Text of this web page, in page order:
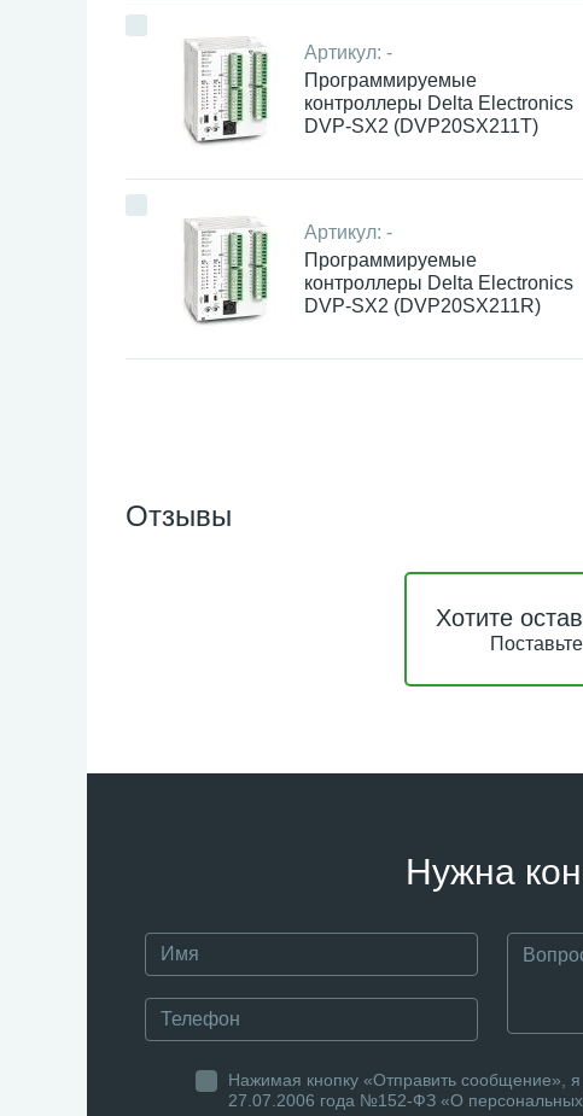
Артикул: -
Программируемые
контроллеры Delta Electronics
DVP-SX2 (DVP20SX211T)
Артикул: -
Программируемые
контроллеры Delta Electronics
DVP-SX2 (DVP20SX211R)
Отзывы
Хотите
Нужна
Нажимая кнопку «Отправить сообщение»,
27.07.2006 года №152-ФЗ «О